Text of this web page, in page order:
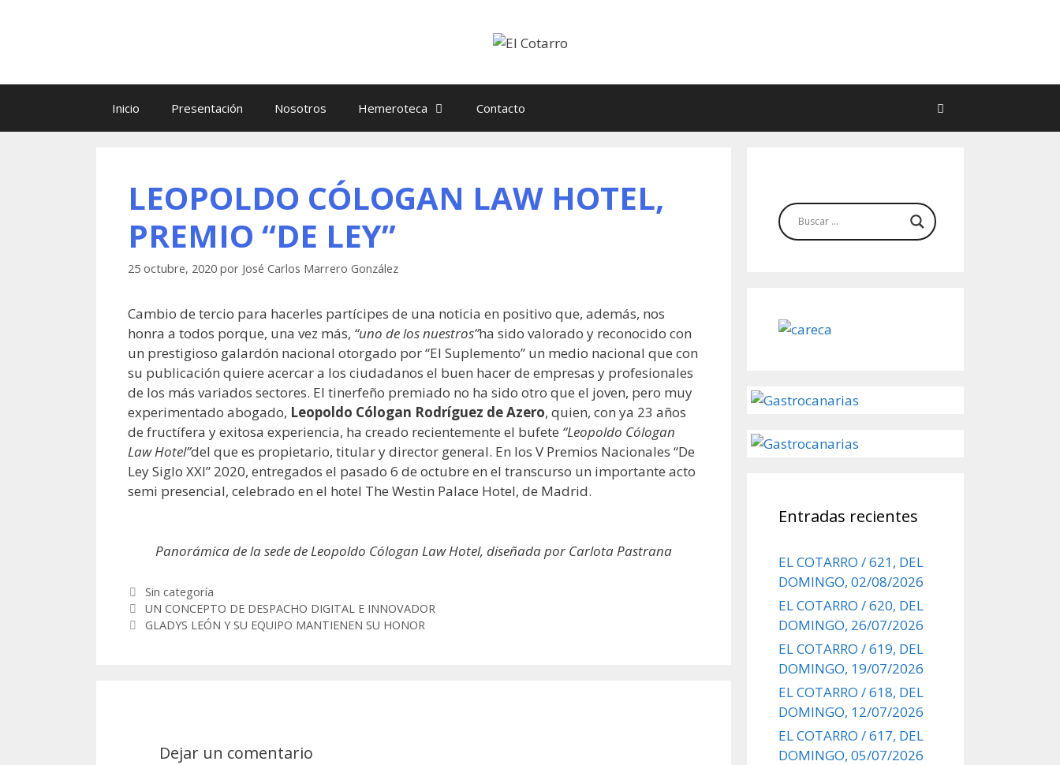
Inicio Presentación Nosotros Hemeroteca Contacto
LEOPOLDO CÓLOGAN LAW HOTEL,
PREMIO “DE LEY”
25 octubre, 2020 por José Carlos Marrero González
Cambio de tercio para hacerles partícipes de una noticia en positivo que, además, nos
honra a todos porque, una vez más, “uno de los nuestros”ha sido valorado y reconocido con
un prestigioso galardón nacional otorgado por “El Suplemento” un medio nacional que con
su publicación quiere acercar a los ciudadanos el buen hacer de empresas y profesionales
de los más variados sectores. El tinerfeño premiado no ha sido otro que el joven, pero muy
experimentado abogado, Leopoldo Cólogan Rodríguez de Azero, quien, con ya 23 años
de fructífera y exitosa experiencia, ha creado recientemente el bufete “Leopoldo Cólogan
Law Hotel”del que es propietario, titular y director general. En los V Premios Nacionales “De
Ley Siglo XXI” 2020, entregados el pasado 6 de octubre en el transcurso un importante acto
semi presencial, celebrado en el hotel The Westin Palace Hotel, de Madrid.
Panorámica de la sede de Leopoldo Cólogan Law Hotel, diseñada por Carlota Pastrana
Categorías
Sin categoría
Post
UN CONCEPTO DE DESPACHO DIGITAL E INNOVADOR
GLADYS LEÓN Y SU EQUIPO MANTIENEN SU HONOR
Dejar un comentario
Entradas recientes
EL COTARRO / 621, DEL
DOMINGO, 02/08/2026
EL COTARRO / 620, DEL
DOMINGO, 26/07/2026
EL COTARRO / 619, DEL
DOMINGO, 19/07/2026
EL COTARRO / 618, DEL
DOMINGO, 12/07/2026
EL COTARRO / 617, DEL
DOMINGO, 05/07/2026